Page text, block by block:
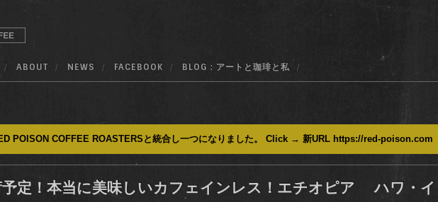
ABOUT NEWS FACEBOOK BLOG : アートと珈琲と私
POISON COFFEE ROASTERSと統合し一つになりました。 Click → 新URL https://red-poison.com
予定！本当に美味しいカフェインレス！エチオピア ハワ・